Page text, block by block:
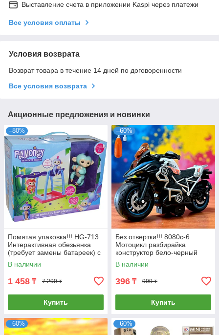
Выставление счета в приложении Kaspi через платежи
Все условия оплаты
Условия возврата
Возврат товара в течение 14 дней по договоренности
Все условия возврата
Акционные предложения и новинки
–80%
Помятая упаковка!!! HG-713
Интерактивная обезьянка
(требует замены батареек) с
площадкой для игры 24*31
В наличии
1 458 ₸ 7 290 ₸
Купить
–60%
Без отвертки!!! 8080c-6
Мотоцикл разбирайка
конструктор бело-черный
24*20см
В наличии
396 ₸ 990 ₸
Купить
–60% –60%